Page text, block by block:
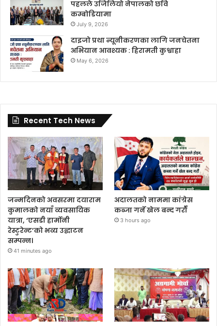
पहलले उजिलियो नेपालको छवि
कम्बोडियामा
July 9, 2026
दाइजो प्रथा न्यूनीकरणका लागि जनचेतना
अभियान आवश्यक : हिरामती कुश्वाहा
May 6, 2026
Recent Tech News
जन्मदिनको अवसरमा दयाराम
कुमालको नयाँ व्यवसायिक
यात्रा, ‘एसडी हार्मोनी
रेस्टुरेन्ट’को भव्य उद्घाटन
सम्पन्न।
41 minutes ago
अदालतको नाममा कांग्रेस
कब्जा गर्ने खेल बन्द गरौँ
3 hours ago